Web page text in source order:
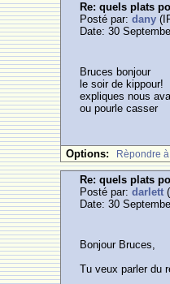
Re: quels plats
Posté par:dany
Date: 30
Bruces bonjour
le soir de kippour!
expliques nous
ou pourle casser
Options: Rèpondre
Re: quels plats
Posté par:darlett
Date: 30
Bonjour Bruces,
Tu veux parler du